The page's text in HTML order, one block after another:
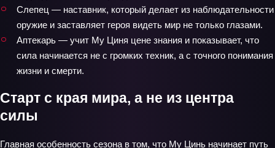
Слепец — наставник, который делает из наблюдательности
оружие и заставляет героя видеть мир не только глазами.
Аптекарь — учит Му Циня цене знания и показывает, что
сила начинается не с громких техник, а с точного понимания
жизни и смерти.
Старт с края мира, а не из центра
силы
Главная особенность сезона в том, что Му Цинь начинает путь